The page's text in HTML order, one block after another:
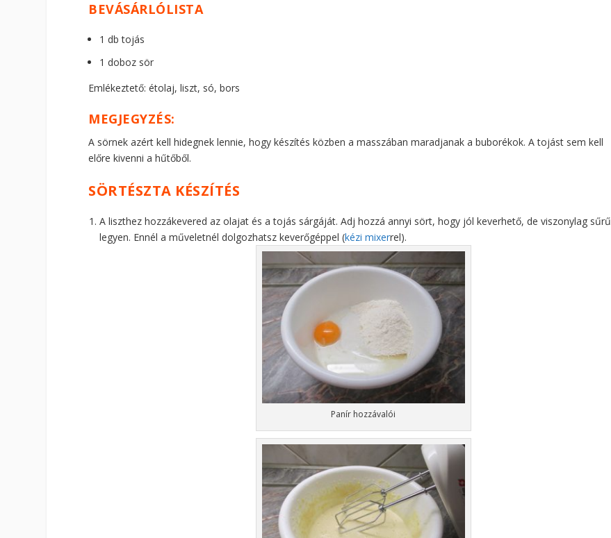
BEVÁSÁRLÓLISTA
1 db tojás
1 doboz sör
Emlékeztető: étolaj, liszt, só, bors
MEGJEGYZÉS:
A sörnek azért kell hidegnek lennie, hogy készítés közben a masszában maradjanak a buborékok. A tojást sem kell
előre kivenni a hűtőből.
SÖRTÉSZTA KÉSZÍTÉS
A liszthez hozzákevered az olajat és a tojás sárgáját. Adj hozzá annyi sört, hogy jól keverhető, de viszonylag sűrű
legyen. Ennél a műveletnél dolgozhatsz keverőgéppel (kézi mixerrel).
Panír hozzávalói